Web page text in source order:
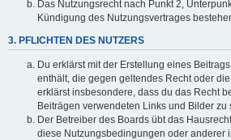
Das Nutzungsrecht nach Punkt 2,
Kündigung des Nutzungsvertrages
3. PFLICHTEN DES NUTZERS
Du erklärst mit der Erstellung eines
enthält, die gegen geltendes Recht oder
erklärst insbesondere, dass du das Recht
Beiträgen verwendeten Links und Bilder zu
Der Betreiber des Boards übt das
diese Nutzungsbedingungen oder anderer